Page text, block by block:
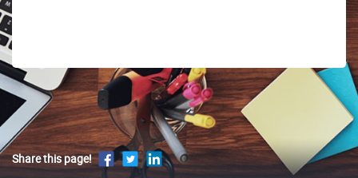
Share this page!